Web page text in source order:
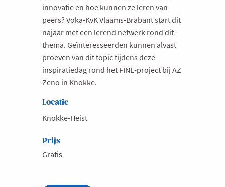
innovatie en hoe kunnen ze leren van
peers? Voka-KvK Vlaams-Brabant start dit
najaar met een lerend netwerk rond dit
thema. Geïnteresseerden kunnen alvast
proeven van dit topic tijdens deze
inspiratiedag rond het FINE-project bij AZ
Zeno in Knokke.
Locatie
Knokke-Heist
Prijs
Gratis